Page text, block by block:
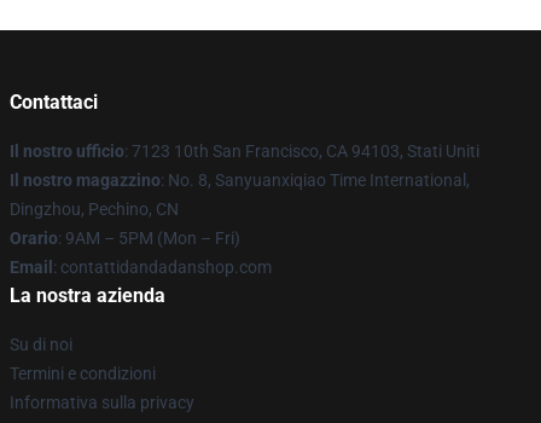
Contattaci
Il nostro ufficio: 7123 10th San Francisco, CA 94103, Stati Uniti
Il nostro magazzino: No. 8, Sanyuanxiqiao Time International,
Dingzhou, Pechino, CN
Orario: 9AM – 5PM (Mon – Fri)
Email : contattidandadanshop.com
La nostra azienda
Su di noi
Termini e condizioni
Informativa sulla privacy